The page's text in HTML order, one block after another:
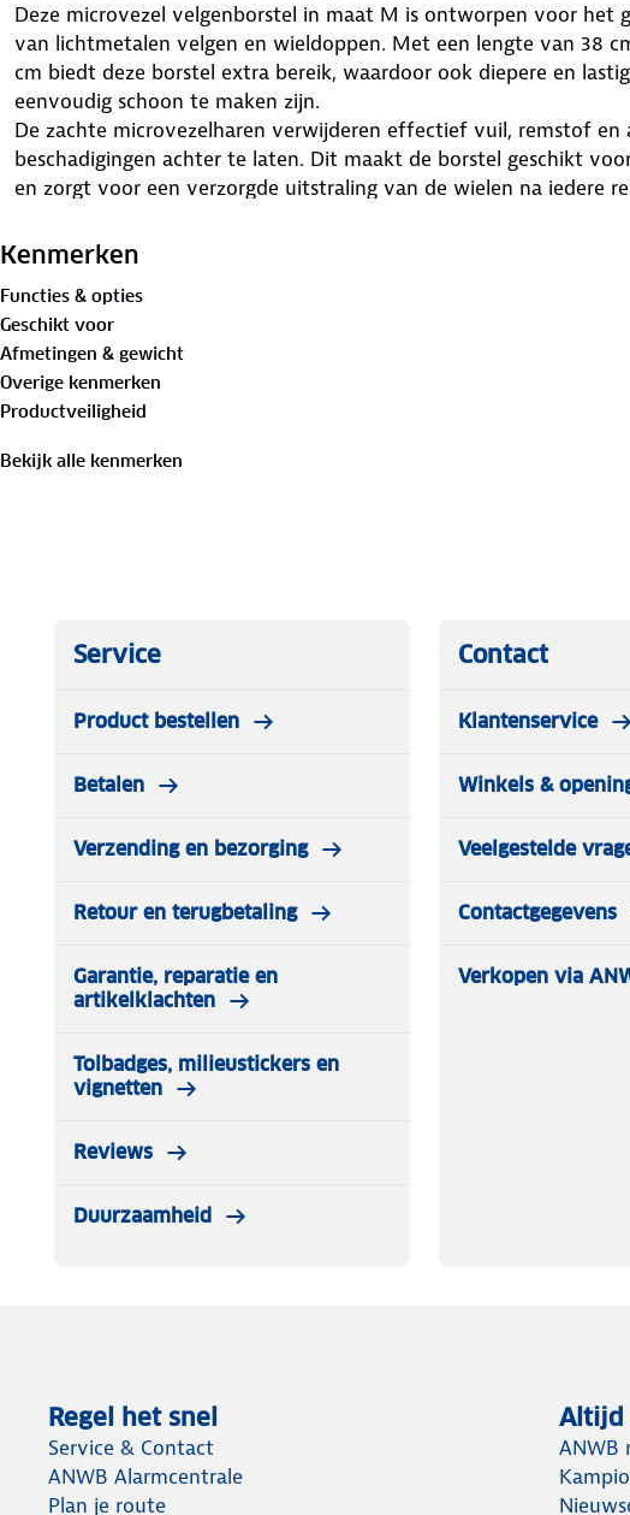
Deze microvezel velgenborstel in maat M is ontworpen voor het
van lichtmetalen velgen en wieldoppen. Met een lengte van 38
cm biedt deze borstel extra bereik, waardoor ook diepere en
eenvoudig schoon te maken zijn.
De zachte microvezelharen verwijderen effectief vuil, remstof en
beschadigingen achter te laten. Dit maakt de borstel geschikt
en zorgt voor een verzorgde uitstraling van de wielen na iedere
combinatie met verschillende reinigingsmiddelen. Hierdoor blijft
zorgt voor een snelle en efficiënte schoonmaakbeurt.
De antislip PP-handgreep ligt stevig en comfortabel in de hand en
tijdens het reinigen. Dit voorkomt wegglijden en maakt het
zelfs bij natte omstandigheden. Het ergonomische ontwerp helpt
langere schoonmaaksessies te verminderen.
Na gebruik kan de borstel eenvoudig worden uitgespoeld en
stevige afwerking draagt bij aan een lange levensduur en
Kenmerken
Functies & opties
Geschikt voor
Afmetingen & gewicht
Overige kenmerken
Productveiligheid
Bekijk alle kenmerken
Service
Product bestellen
Betalen
Verzending en bezorging
Retour en terugbetaling
Garantie, reparatie en
artikelklachten
Tolbadges, milieustickers en
vignetten
Reviews
Duurzaamheid
Contact
Klantenservice
Winkels &
Veelgestelde
Contactgegevens
Verkopen via
Regel het snel
Service & Contact
ANWB Alarmcentrale
Plan je route
Altijd
ANWB